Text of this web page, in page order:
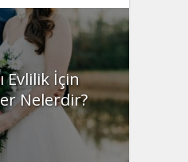
Evlilik İçin
Nelerdir?